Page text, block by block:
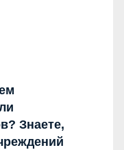
Знаете,